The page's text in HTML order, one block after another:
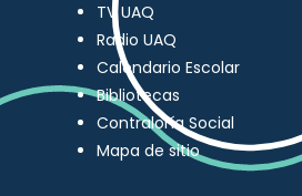
TV UAQ
Radio UAQ
Calendario Escolar
Bibliotecas
Contraloría Social
Mapa de sitio